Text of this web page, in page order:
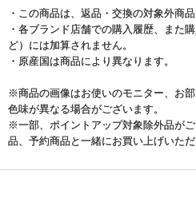
・この商品は、返品・交換の対象外商品
・各ブランド店舗での購入履歴、また
ど）には加算されません。
・原産国は商品により異なります。
※商品の画像はお使いのモニター、お
色味が異なる場合がございます。
※一部、ポイントアップ対象除外品が
品、予約商品と一緒にお買い上げいた